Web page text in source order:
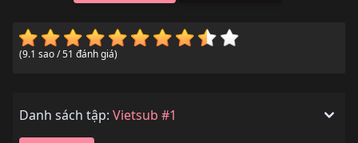
(9.1 sao / 51 đánh giá)
Danh sách tập: Vietsub #1